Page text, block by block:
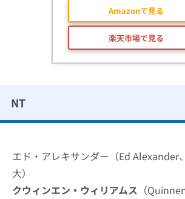
Amazonで見る
楽天市場で見る
NT
エド・アレキサンダー（Ed Alexander
大）
クウィンエン・ウィリアムス （